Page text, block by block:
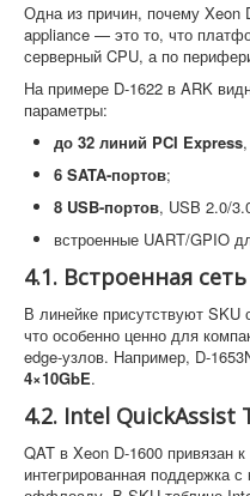
Одна из причин, почему Xeon
appliance — это то, что
серверный CPU, а по
На примере D-1622 в ARK
параметры:
до 32 линий PCI Express
6 SATA-портов;
8 USB-портов, USB 2.0/
встроенные UART/GPIO
4.1. Встроенная сеть
В линейке присутствуют SKU
что особенно ценно для
edge-узлов. Например, D-
4×10GbE.
4.2. Intel QuickAssist
QAT в Xeon D-1600 привязан
интегрированная поддержка